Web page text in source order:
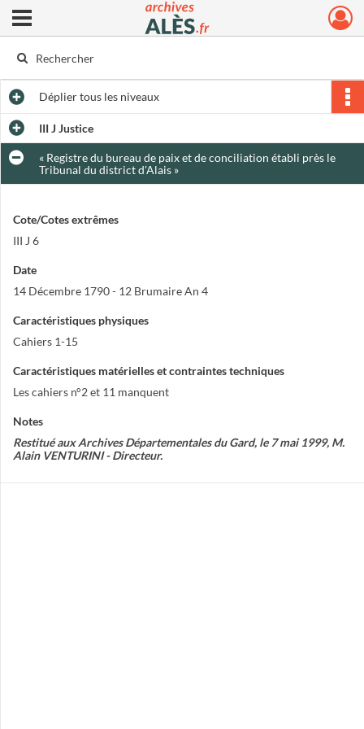
Archives municipales d'Alès
Ouvrir le menu déroulant
Dépliertous les niveaux
III J Justice
« Registre du bureau de paix et de conciliation établi près le
Tribunal du district d'Alais »
Cote/Cotes extrêmes
III J 6
Date
14 Décembre 1790 - 12 Brumaire An 4
Caractéristiques physiques
Cahiers 1-15
Caractéristiques matérielles et contraintes techniques
Les cahiers n°2 et 11 manquent
Notes
Restitué aux Archives Départementales du Gard, le 7 mai 1999, M.
Alain VENTURINI - Directeur.